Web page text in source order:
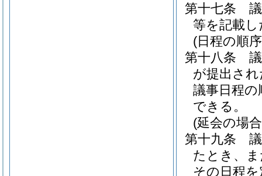
第十七条
等を記載
(日程の順
第十八条
が提出さ
議事日程
できる。
(延会の場
第十九条
たとき、
その日程